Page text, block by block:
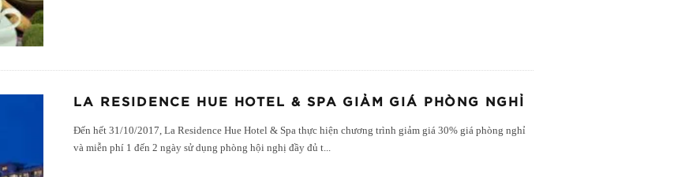
LA RESIDENCE HUE HOTEL & SPA GIẢM GIÁ PHÒNG NGHỈ
Đến hết 31/10/2017, La Residence Hue Hotel & Spa thực hiện chương trình giảm giá 30% giá phòng nghỉ
và miễn phí 1 đến 2 ngày sử dụng phòng hội nghị đầy đủ t...